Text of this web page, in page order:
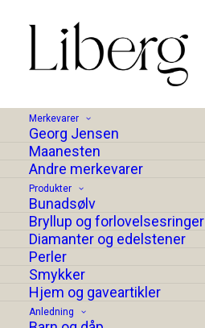
Merkevarer
Georg Jensen
Maanesten
Andre merkevarer
Produkter
Bunadsølv
Bryllup og forlovelsesringer
Diamanter og edelstener
Perler
Smykker
Hjem og gaveartikler
Anledning